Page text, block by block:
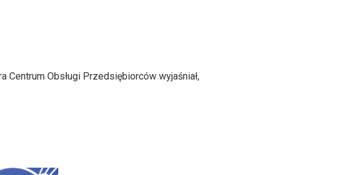
Obsługi Przedsiębiorców wyjaśniał,